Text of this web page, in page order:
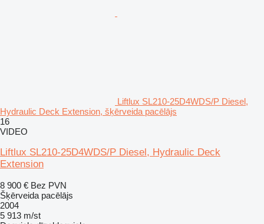
Liftlux SL210-25D4WDS/P Diesel,
Hydraulic Deck Extension, šķērveida pacēlājs
16
VIDEO
Liftlux SL210-25D4WDS/P Diesel, Hydraulic Deck
Extension
8 900 € Bez PVN
Šķērveida pacēlājs
2004
5 913 m/st